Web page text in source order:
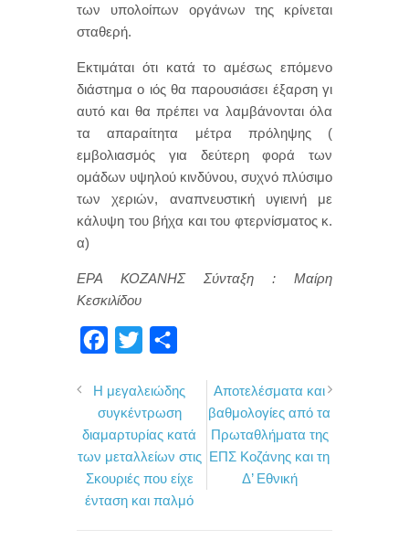
των υπολοίπων οργάνων της κρίνεται
σταθερή.
Εκτιμάται ότι κατά το αμέσως επόμενο
διάστημα ο ιός θα παρουσιάσει έξαρση γι
αυτό και θα πρέπει να λαμβάνονται όλα
τα απαραίτητα μέτρα πρόληψης (
εμβολιασμός για δεύτερη φορά των
ομάδων υψηλού κινδύνου, συχνό πλύσιμο
των χεριών, αναπνευστική υγιεινή με
κάλυψη του βήχα και του φτερνίσματος κ.
α)
ΕΡΑ ΚΟΖΑΝΗΣ Σύνταξη : Μαίρη
Κεσκιλίδου
c
e
b
o
o
i
t
t
e
r
ι
ρ
α
σ
τ
Η μεγαλειώδης
συγκέντρωση
διαμαρτυρίας κατά
των μεταλλείων στις
Σκουριές που είχε
ένταση και παλμό
Αποτελέσματα και
βαθμολογίες από τα
Πρωταθλήματα της
ΕΠΣ Κοζάνης και τη
Δ’ Εθνική